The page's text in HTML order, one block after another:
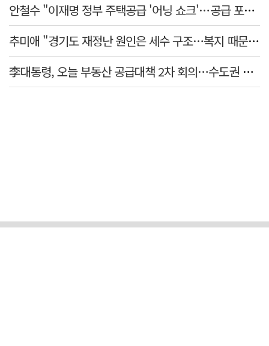
안철수 "이재명 정부 주택공급 '어닝 쇼크'…공급 포기한 대통령"
추미애 "경기도 재정난 원인은 세수 구조…복지 때문 아냐"
李대통령, 오늘 부동산 공급대책 2차 회의…수도권 공급안 논의